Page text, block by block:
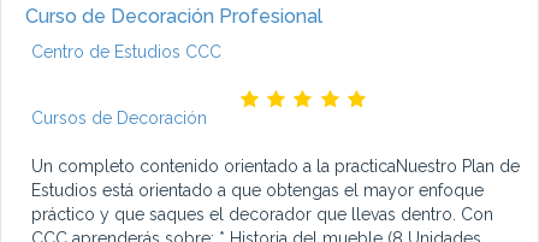
Curso de Decoración Profesional
Centro de Estudios CCC
Cursos de Decoración
Un completo contenido orientado a la practicaNuestro Plan de
Estudios está orientado a que obtengas el mayor enfoque
práctico y que saques el decorador que llevas dentro. Con